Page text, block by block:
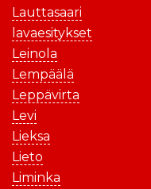
Lauttasaari
lavaesitykset
Leinola
Lempäälä
Leppävirta
Levi
Lieksa
Lieto
Liminka